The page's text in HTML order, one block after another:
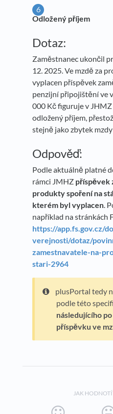
Odložený příjem
Dotaz:
Zaměstnanec ukončil
12. 2025. Ve mzdě za
vyplacen příspěvek
penzijní připojištění ve
000 Kč figuruje v JHMZ
odložený příjem,
stejně jako zbytek
Odpověď:
Podle aktuálně platné
rámci JMHZ příspěvek
produkty spoření na
kterém byl vyplacen .
například na stránkách
https://app.fs.gov.cz/
verejnosti/dotaz/
zamestnavatele-na-
stari-2964
plusPortal tedy
podle této
následujícího
příspěvku ve
JAK